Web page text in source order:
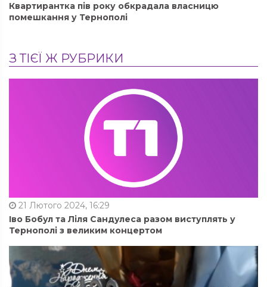
Квартирантка пів року обкрадала власницю
помешкання у Тернополі
З ТІЄЇ Ж РУБРИКИ
21 Лютого 2024, 16:29
Іво Бобул та Ліля Сандулеса разом виступлять у
Тернополі з великим концертом